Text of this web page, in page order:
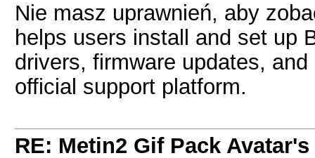
Nie masz uprawnień, aby
helps users install and set up
drivers, firmware updates,
official support platform.
RE: Metin2 Gif Pack Avatar's